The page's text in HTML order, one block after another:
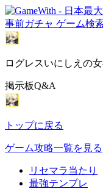
事前ガチャ ゲーム検
ログレスいにしえの
掲示板Q&A
トップに戻る
ゲーム攻略一覧を見る
リセマラ当たり
最強テンプレ